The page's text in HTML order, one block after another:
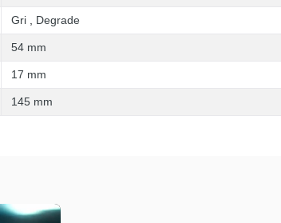
Gri Degrade
54 mm
17 mm
145 mm